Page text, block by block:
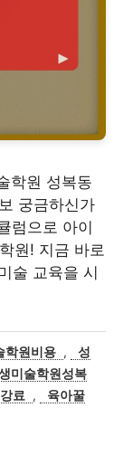
학원 성복동
궁금하신가
럼으로 아이
원! 지금 바로
술 교육을 시
학원비용 ,
성
미술학원성복
료 ,
육아꿀